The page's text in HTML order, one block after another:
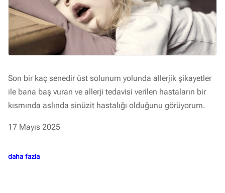
Son bir kaç senedir üst solunum yolunda allerjik şikayetler
ile bana baş vuran ve allerji tedavisi verilen hastaların bir
kısmında aslında sinüzit hastalığı olduğunu görüyorum.
17 Mayıs 2025
daha fazla